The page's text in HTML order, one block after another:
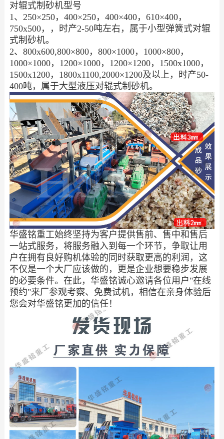
对辊式制砂机型号
1、250×250，400×250，400×400，610×400，
750x500，，时产2-50吨左右，属于小型弹簧式对辊
式制砂机。
2、800x600,800×800，800×1000，1000×800，
1000×1000，1200×1000，1200×1200，1500x1000，
1500x1200，1800x1100,2000×1200及以上，时产50-
400吨，属于大型液压对辊式制砂机。
华盛铭重工始终坚持为客户提供售前、售中和售后
一站式服务，将服务融入到每一个环节，争取让用
户在拥有良好购机体验的同时获取更高的利润，这
不仅是一个大厂应该做的，更是企业想要稳步发展
的必要条件。在此，华盛铭诚心邀请各位用户"在线
预约"来厂参观考察、免费试机，相信在亲身体验后
您会对华盛铭更加的信任！